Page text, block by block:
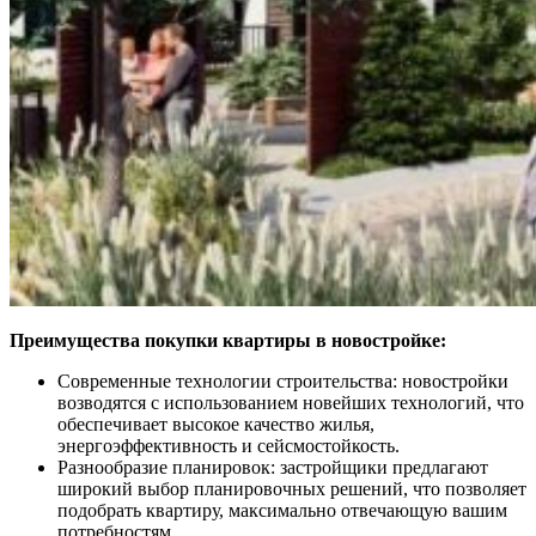
Преимущества покупки квартиры в новостройке:
Современные технологии строительства: новостройки
возводятся с использованием новейших технологий, что
обеспечивает высокое качество жилья,
энергоэффективность и сейсмостойкость.
Разнообразие планировок: застройщики предлагают
широкий выбор планировочных решений, что позволяет
подобрать квартиру, максимально отвечающую вашим